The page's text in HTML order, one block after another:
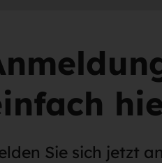
Sie sich jetzt